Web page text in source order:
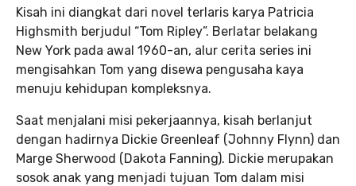
Kisah ini diangkat dari novel terlaris karya Patricia
Highsmith berjudul “Tom Ripley”. Berlatar belakang
New York pada awal 1960-an, alur cerita series ini
mengisahkan Tom yang disewa pengusaha kaya
menuju kehidupan kompleksnya.
Saat menjalani misi pekerjaannya, kisah berlanjut
dengan hadirnya Dickie Greenleaf (Johnny Flynn) dan
Marge Sherwood (Dakota Fanning). Dickie merupakan
sosok anak yang menjadi tujuan Tom dalam misi